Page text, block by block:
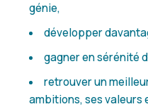
génie,
développer
gagner en sérénité
retrouver un
ambitions, ses valeurs